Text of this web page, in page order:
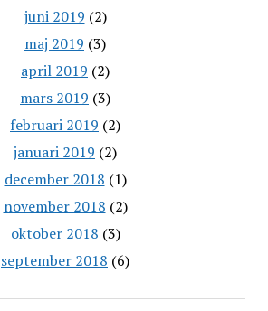
juni 2019 (2)
maj 2019 (3)
april 2019 (2)
mars 2019 (3)
februari 2019 (2)
januari 2019 (2)
december 2018 (1)
november 2018 (2)
oktober 2018 (3)
september 2018 (6)